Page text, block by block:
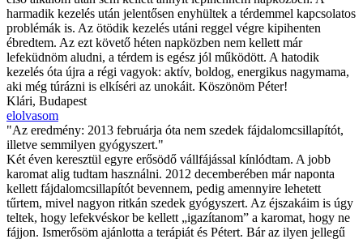
harmadik kezelés után jelentősen enyhültek a térdemmel kapcsolatos
problémák is. Az ötödik kezelés utáni reggel végre kipihenten
ébredtem. Az ezt követő héten napközben nem kellett már
lefeküdnöm aludni, a térdem is egész jól működött. A hatodik
kezelés óta újra a régi vagyok: aktív, boldog, energikus nagymama,
aki még túrázni is elkíséri az unokáit. Köszönöm Péter!
Klári, Budapest
elolvasom
"Az eredmény: 2013 februárja óta nem szedek fájdalomcsillapítót,
illetve semmilyen gyógyszert."
Két éven keresztül egyre erősödő vállfájással kínlódtam. A jobb
karomat alig tudtam használni. 2012 decemberében már naponta
kellett fájdalomcsillapítót bevennem, pedig amennyire lehetett
tűrtem, mivel nagyon ritkán szedek gyógyszert. Az éjszakáim is úgy
teltek, hogy lefekvéskor be kellett „igazítanom” a karomat, hogy ne
fájjon. Ismerősöm ajánlotta a terápiát és Pétert. Bár az ilyen jellegű